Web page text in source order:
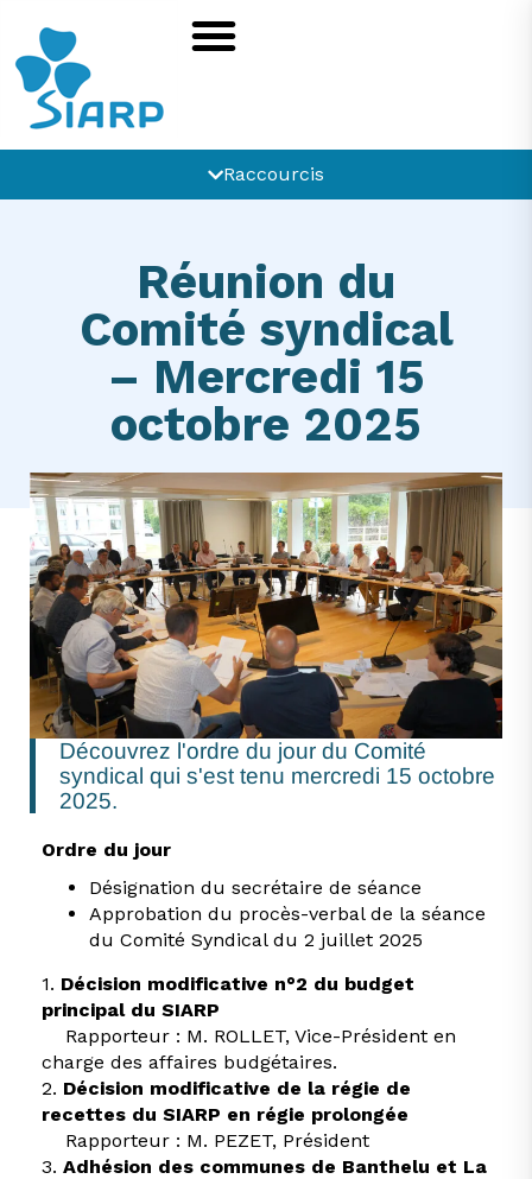
Raccourcis
Réunion du
Comité syndical
– Mercredi 15
octobre 2025
Découvrez l'ordre du jour du Comité
syndical qui s'est tenu mercredi 15 octobre
2025.
Ordre du jour
Désignation du secrétaire de séance
Approbation du procès-verbal de la séance
du Comité Syndical du 2 juillet 2025
1. Décision modificative n°2 du budget
principal du SIARP
Rapporteur : M. ROLLET, Vice-Président en
charge des affaires budgétaires.
2. Décision modificative de la régie de
recettes du SIARP en régie prolongée
Rapporteur : M. PEZET, Président
3. Adhésion des communes de Banthelu et La